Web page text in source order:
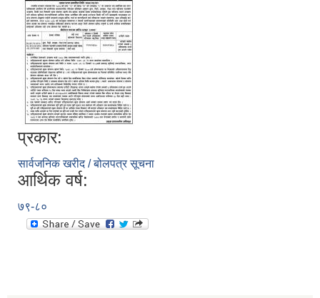
प्रकार:
सार्वजनिक खरीद / बोलपत्र सूचना
आर्थिक वर्ष:
७९-८०